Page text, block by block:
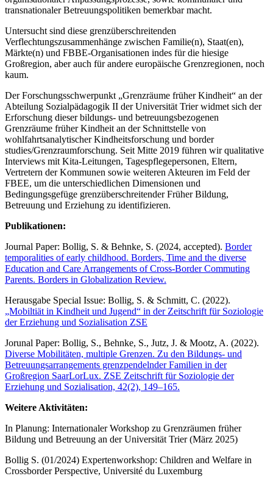
transnationaler Betreuungspolitiken bemerkbar macht.
Untersucht sind diese grenzüberschreitenden
Verflechtungszusammenhänge zwischen Familie(n), Staat(en),
Märkte(n) und FBBE-Organisationen indes für die hiesige
Großregion, aber auch für andere europäische Grenzregionen, noch
kaum.
Der Forschungsschwerpunkt „Grenzräume früher Kindheit“ an der
Abteilung Sozialpädagogik II der Universität Trier widmet sich der
Erforschung dieser bildungs- und betreuungsbezogenen
Grenzräume früher Kindheit an der Schnittstelle von
wohlfahrtsanalytischer Kindheitsforschung und border
studies/Grenzraumforschung. Seit Mitte 2019 führen wir qualitative
Interviews mit Kita-Leitungen, Tagespflegepersonen, Eltern,
Vertretern der Kommunen sowie weiteren Akteuren im Feld der
FBEE, um die unterschiedlichen Dimensionen und
Bedingungsgefüge grenzüberschreitender Früher Bildung,
Betreuung und Erziehung zu identifizieren.
Publikationen:
Journal Paper: Bollig, S. & Behnke, S. (2024, accepted). Border
temporalities of early childhood. Borders, Time and the diverse
Education and Care Arrangements of Cross-Border Commuting
Parents. Borders in Globalization Review.
Herausgabe Special Issue: Bollig, S. & Schmitt, C. (2022).
„Mobiltiät in Kindheit und Jugend“ in der Zeitschrift für Soziologie
der Erziehung und Sozialisation ZSE
Jorunal Paper: Bollig, S., Behnke, S., Jutz, J. & Mootz, A. (2022).
Diverse Mobilitäten, multiple Grenzen. Zu den Bildungs- und
Betreuungsarrangements grenzpendelnder Familien in der
Großregion SaarLorLux. ZSE Zeitschrift für Soziologie der
Erziehung und Sozialisation, 42(2), 149–165.
Weitere Aktivitäten:
In Planung: Internationaler Workshop zu Grenzräumen früher
Bildung und Betreuung an der Universität Trier (März 2025)
Bollig S. (01/2024) Expertenworkshop: Children and Welfare in
Crossborder Perspective, Université du Luxemburg